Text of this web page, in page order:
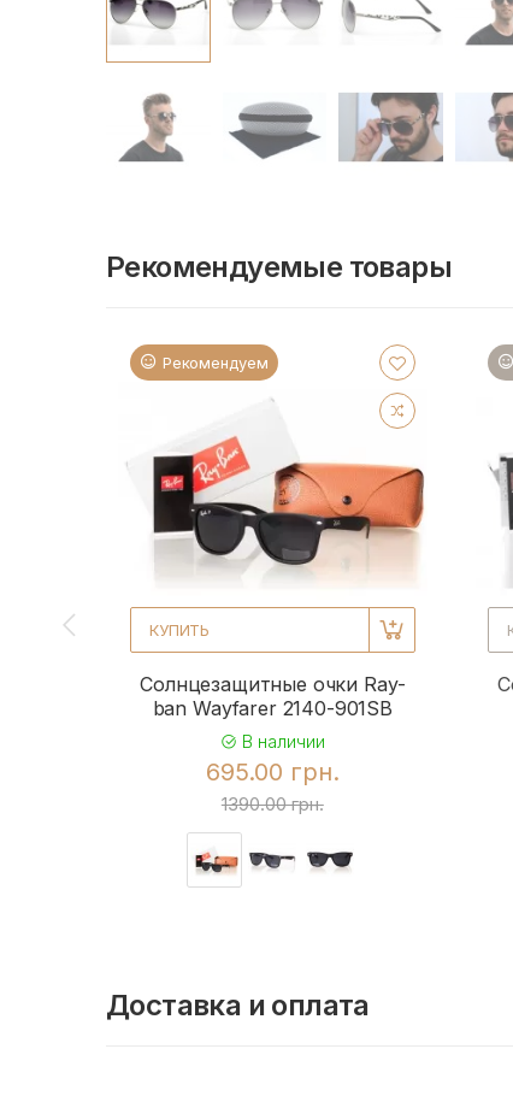
Рекомендуемые товары
Рекомендуем
КУПИТЬ
Солнцезащитные очки Ray-
ban Wayfarer 2140-901SB
В наличии
695.00 грн.
1390.00 грн.
Доставка и оплата